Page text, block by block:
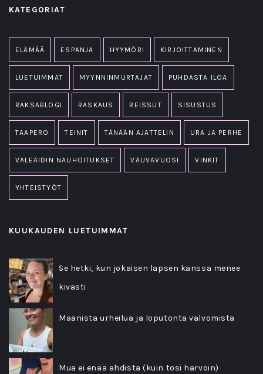
KATEGORIAT
ELÄMÄÄ ESPANJA HYYMÖRI KIRJOITTAMINEN
LUETUIMMAT MYYNNINMURTAJAT PUHDASTA ILOA
RAKSABLOGI RASKAUS REISSUT SISUSTUS
TAAPERO TEINIT TÄNÄÄN AJATTELIN URA JA PERHE
VALEÄIDIN NAUHOITUKSET VAUVAVUOSI VINKIT
YHTEISTYÖT
KUUKAUDEN LUETUIMMAT
Se hetki, kun jokaisen lapsen kanssa menee
kivasti
Maanista urheilua ja loputonta valvomista
Mua ei enää ahdista (kuin tosi harvoin)